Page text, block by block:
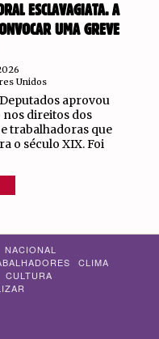
ESCLAVAGIATA. A
UMA GREVE
Unidos
aprovou
direitos dos
trabalhadoras que
o século XIX. Foi
NACIONAL
CLIMA
CULTURA